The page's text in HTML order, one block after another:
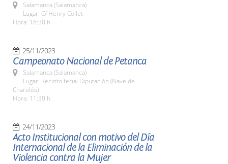
Salamanca (Salamanca)
Lugar: C/ Henry Collet
Hora: 16:30 h.
25/11/2023
Campeonato Nacional de Petanca
Salamanca (Salamanca)
Lugar: Recinto ferial Diputación (Nave de
Charolés)
Hora: 11:30 h.
24/11/2023
Acto Institucional con motivo del Día
Internacional de la Eliminación de la
Violencia contra la Mujer